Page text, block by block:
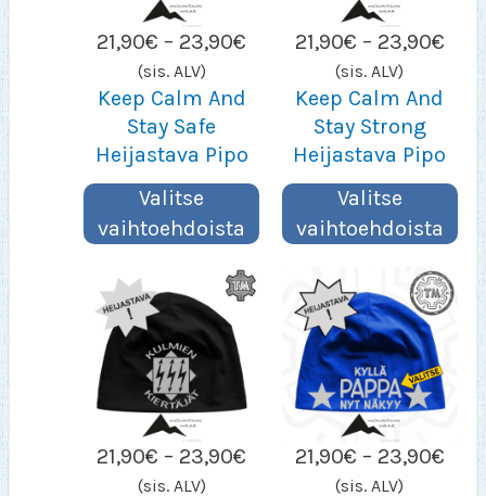
21,90€ – 23,90€ Hintaluokka:
(sis. ALV)
Keep Calm And
Stay Safe
Heijastava Pipo
Valitse
vaihtoehdoista
21,90€ – 23,90€
(sis. ALV)
Keep Calm And
Stay Strong
Heijastava Pipo
Valitse
vaihtoehdoista
21,90€ – 23,90€ Hintaluokka:
(sis. ALV)
21,90€ – 23,90€
(sis. ALV)